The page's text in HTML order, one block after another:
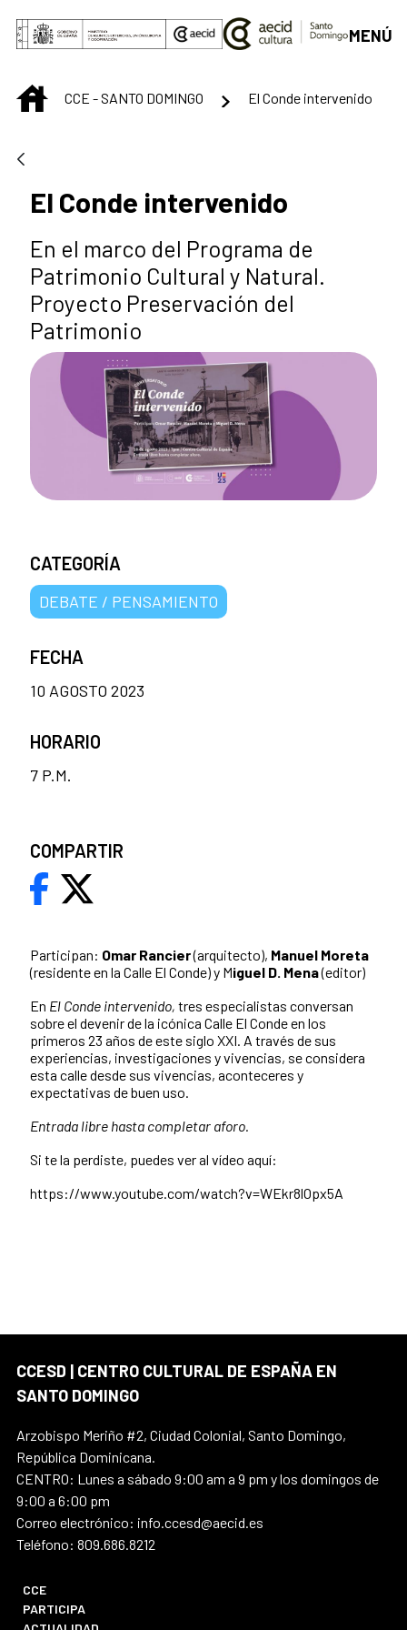
Saltar al contenido principal
MENÚ
INICIOCCE - SANTO DOMINGO El Conde intervenido
El Conde intervenido
En el marco del Programa de
Patrimonio Cultural y Natural.
Proyecto Preservación del
Patrimonio
Participan: Omar Rancier(arquitecto), Manuel Moreta
(residente en la Calle El Conde) y Miguel D. Mena(editor)
En El Conde intervenido, tres especialistas conversan
sobre el devenir de la icónica Calle El Conde en los
primeros 23 años de este siglo XXI. A través de sus
experiencias, investigaciones y vivencias, se considera
esta calle desde sus vivencias, aconteceres y
expectativas de buen uso.
Entrada libre hasta completar aforo.
Si te la perdiste, puedes ver al vídeo aquí:
https://www.youtube.com/watch?v=WEkr8lOpx5A
CATEGORÍA
DEBATE / PENSAMIENTO
FECHA
10 AGOSTO 2023
HORARIO
7 P.M.
COMPARTIR
CCESD | CENTRO CULTURAL DE ESPAÑA EN
SANTO DOMINGO
Arzobispo Meriño #2, Ciudad Colonial, Santo Domingo,
República Dominicana.
CENTRO: Lunes a sábado 9:00 am a 9 pm y los domingos de
9:00 a 6:00 pm
Correo electrónico: info.ccesd@aecid.es
Teléfono: 809.686.8212
CCE
PARTICIPA